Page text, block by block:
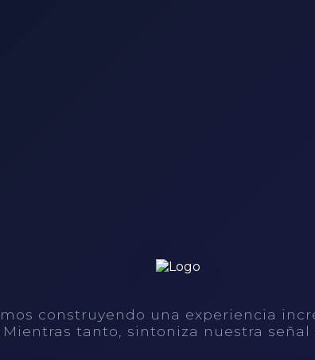
construyendo una experiencia
tanto, sintoniza nuestra señal